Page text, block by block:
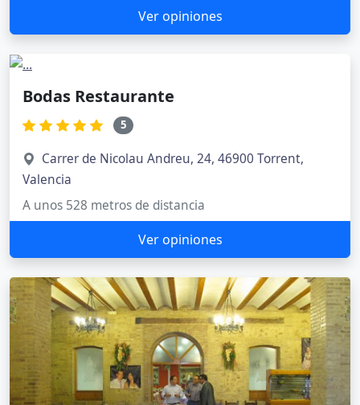
Ver opiniones
Bodas Restaurante
5
Carrer de Nicolau Andreu, 24, 46900 Torrent,
Valencia
A unos 528 metros de distancia
Ver opiniones